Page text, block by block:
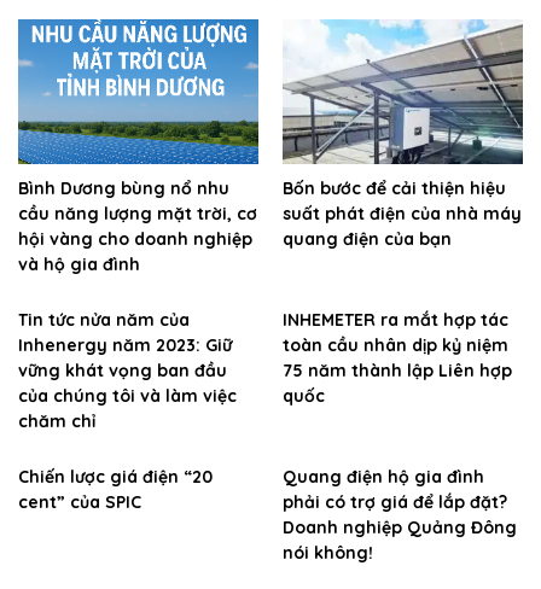
Bình Dương bùng nổ nhu
cầu năng lượng mặt trời, cơ
hội vàng cho doanh nghiệp
và hộ gia đình
Bốn bước để cải thiện hiệu
suất phát điện của nhà máy
quang điện của bạn
Tin tức nửa năm của
Inhenergy năm 2023: Giữ
vững khát vọng ban đầu
của chúng tôi và làm việc
chăm chỉ
INHEMETER ra mắt hợp tác
toàn cầu nhân dịp kỷ niệm
75 năm thành lập Liên hợp
quốc
Chiến lược giá điện “20
cent” của SPIC
Quang điện hộ gia đình
phải có trợ giá để lắp đặt?
Doanh nghiệp Quảng Đông
nói không!